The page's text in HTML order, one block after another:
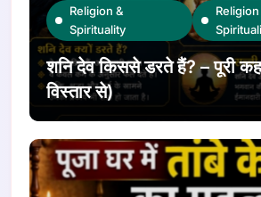
Religion &
Spirituality
शनि देव किससे डरते हैं? – पूरी
विस्तार से)